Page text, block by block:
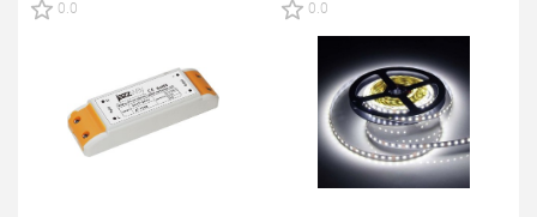
0.0 0.0